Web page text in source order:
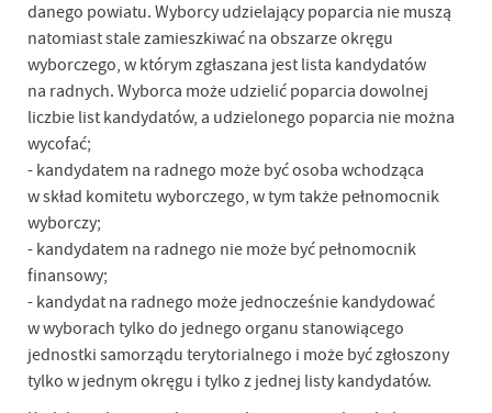
danego powiatu. Wyborcy udzielający poparcia nie muszą
natomiast stale zamieszkiwać na obszarze okręgu
wyborczego, w którym zgłaszana jest lista kandydatów
na radnych. Wyborca może udzielić poparcia dowolnej
liczbie list kandydatów, a udzielonego poparcia nie można
wycofać;
- kandydatem na radnego może być osoba wchodząca
w skład komitetu wyborczego, w tym także pełnomocnik
wyborczy;
- kandydatem na radnego nie może być pełnomocnik
finansowy;
- kandydat na radnego może jednocześnie kandydować
w wyborach tylko do jednego organu stanowiącego
jednostki samorządu terytorialnego i może być zgłoszony
tylko w jednym okręgu i tylko z jednej listy kandydatów.